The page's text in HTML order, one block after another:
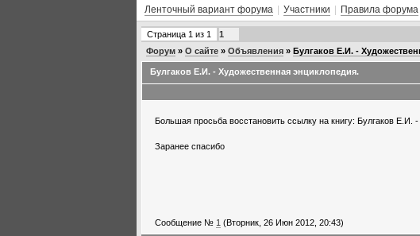
Ленточный вариант форума Участники Правила форума
Страница 1 из 1
1
Форум » О сайте » Объявления » Булгаков Е.И. -
Булгаков Е.И. - Художественная энциклопедия.
Большая просьба восстановить ссылку на книгу: Булгаков
Заранее спасибо
Сообщение № 1 (Вторник, 26 Июн 2012, 20:43)